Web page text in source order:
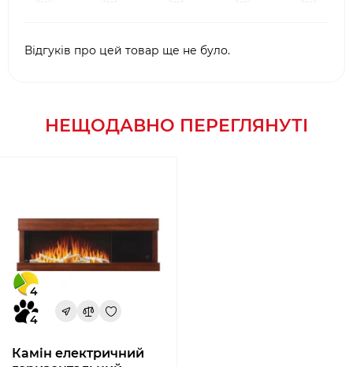
Відгуків про цей товар ще не було.
НЕЩОДАВНО ПЕРЕГЛЯНУТІ
4
4
Камін електричний